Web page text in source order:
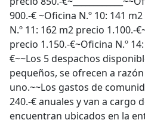
900.-€ ~Oficina N.º 10: 141
N.º 11: 162 m2 precio 1.100.-
precio 1.150.-€~Oficina N.º
€~~Los 5 despachos
pequeños, se ofrecen a razón
uno.~~Los gastos de
240.-€ anuales y van a cargo
encuentran ubicados en la